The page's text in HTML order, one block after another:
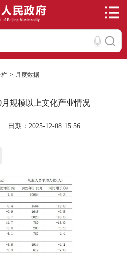
> 月度数据
月规模以上文化产业情况
日期：2025-12-08 15:56